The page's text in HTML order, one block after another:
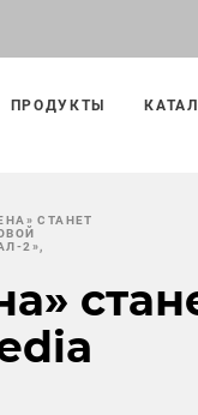
ПРОДУКТЫ
СТАНЕТ
2»,